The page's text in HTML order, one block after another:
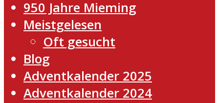
950 Jahre Mieming
Meistgelesen
Oft gesucht
Blog
Adventkalender 2025
Adventkalender 2024